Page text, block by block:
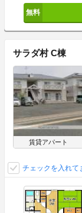
サラダ村 C棟
賃貸アパート
チェックを入れて